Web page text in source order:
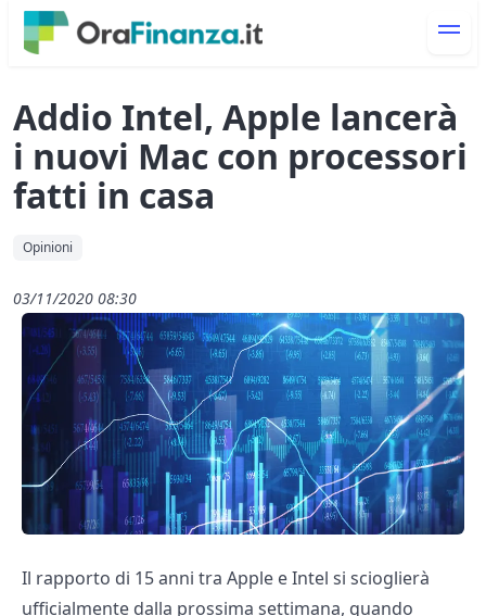
Addio Intel, Apple lancerà
i nuovi Mac con processori
fatti in casa
Opinioni
03/11/2020 08:30
Il rapporto di 15 anni tra Apple e Intel si scioglierà
ufficialmente dalla prossima settimana, quando